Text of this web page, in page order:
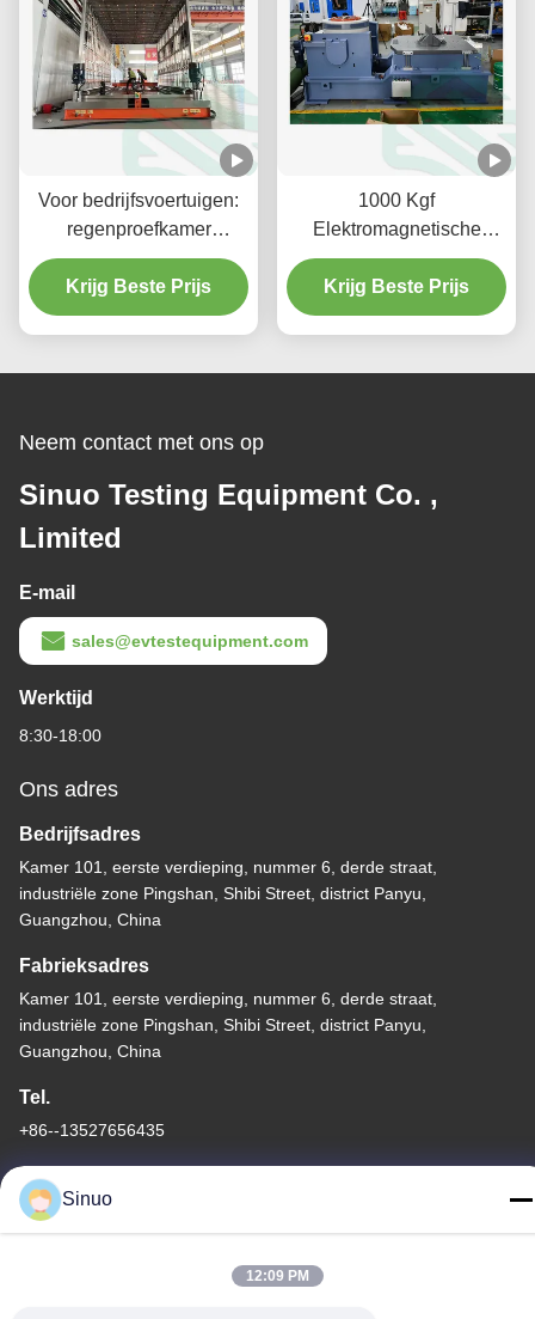
Voor bedrijfsvoertuigen:
regenproefkamer
watersproeibooth voor
bus-personenauto's
Krijg Beste Prijs
1000 Kgf
Elektromagnetische
trillingstestmachine 1-
3000 Hz 300 kg nuttige
lading Voor IEC MIL GB-
Krijg Beste Prijs
Neem contact met ons op
Sinuo Testing Equipment Co. ,
Limited
E-mail
sales@evtestequipment.com
Werktijd
8:30-18:00
Ons adres
Bedrijfsadres
Kamer 101, eerste verdieping, nummer 6, derde straat,
industriële zone Pingshan, Shibi Street, district Panyu,
Guangzhou, China
Fabrieksadres
Kamer 101, eerste verdieping, nummer 6, derde straat,
industriële zone Pingshan, Shibi Street, district Panyu,
Guangzhou, China
Tel.
+86--13527656435
China Goede kwaliteit Elektrisch voertuig het Testen Materiaal
Sinuo
12:09 PM